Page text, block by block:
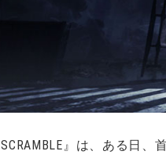
SCRAMBLE』は、ある